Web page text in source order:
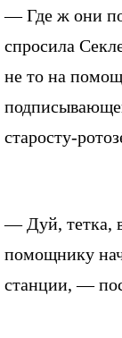
— Где ж они
спросила
не то на
старосту-
— Дуй, тетка,
помощнику
станции, —